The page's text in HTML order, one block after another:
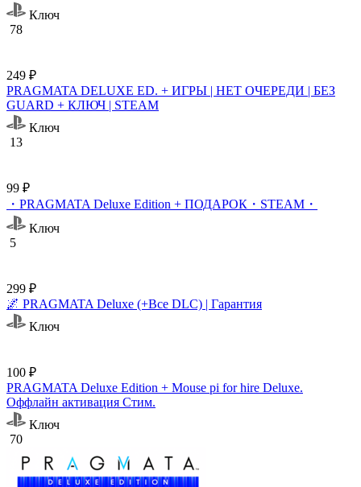
Ключ
78
249 ₽
PRAGMATA DELUXE ED. + ИГРЫ | НЕТ ОЧЕРЕДИ | БЕЗ
GUARD + КЛЮЧ | STEAM
Ключ
13
99 ₽
・PRAGMATA Deluxe Edition + ПОДАРОК・STEAM・
Ключ
5
299 ₽
🌌 PRAGMATA Deluxe (+Все DLC) | Гарантия
Ключ
100 ₽
PRAGMATA Deluxe Edition + Mouse pi for hire Deluxe.
Оффлайн активация Cтим.
Ключ
70